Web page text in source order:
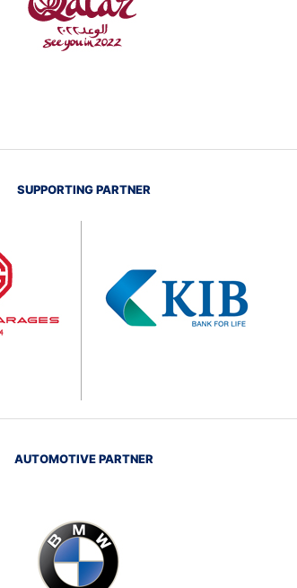
SUPPORTING PARTNER
AUTOMOTIVE PARTNER